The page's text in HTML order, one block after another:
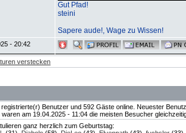
Gut Pfad!
steini
Sapere aude!, Wage zu Wissen!
- 20:42
verstecken
Benutzer und 592 Gäste online. Neuester
am 19.04.2025 - 11:04 die meisten Besucher
ganz herzlich zum Geburtstag: